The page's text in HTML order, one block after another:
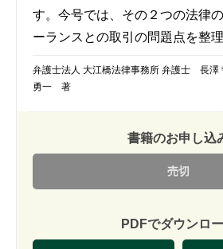
す。今号では、その２つの法律
ーランスとの取引の問題点を整理
弁護士法人 大江橋法律事務所 弁護士 長
勇一 著
書籍のお申し込
売切
PDFでダウンロ